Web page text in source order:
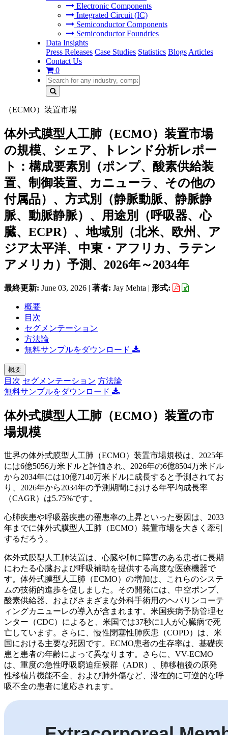
Electronic Components
Integrated Circuit (IC)
Semiconductor Components
Semiconductor Foundries
Data Insights
Press Releases Case Studies Statistics Blogs Articles
Contact Us
0
（ECMO）装置市場
体外式膜型人工肺（ECMO）装置市場
の規模、シェア、トレンド分析レポー
ト：構成要素別（ポンプ、酸素供給装
置、制御装置、カニューラ、その他の
付属品）、方式別（静脈動脈、静脈静
脈、動脈静脈）、用途別（呼吸器、心
臓、ECPR）、地域別（北米、欧州、ア
ジア太平洋、中東・アフリカ、ラテン
アメリカ）予測、2026年～2034年
最終更新: June 03, 2026 | 著者: Jay Mehta | 形式:
概要
目次
セグメンテーション
方法論
無料サンプルをダウンロード
概要
目次 セグメンテーション 方法論
無料サンプルをダウンロード
体外式膜型人工肺（ECMO）装置の市
場規模
世界の体外式膜型人工肺（ECMO）装置市場規模は、2025年
には6億5056万米ドルと評価され、2026年の6億8504万米ドル
から2034年には10億7140万米ドルに成長すると予測されてお
り、2026年から2034年の予測期間における年平均成長率
（CAGR）は5.75%です。
心肺疾患や呼吸器疾患の罹患率の上昇といった要因は、2033
年までに体外式膜型人工肺（ECMO）装置市場を大きく牽引
するだろう。
体外式膜型人工肺装置は、心臓や肺に障害のある患者に長期
にわたる心臓および呼吸補助を提供する高度な医療機器で
す。体外式膜型人工肺（ECMO）の増加は、これらのシステ
ムの技術的進歩を促しました。その開発には、中空ポンプ、
酸素供給器、およびさまざまな外科手術用のヘパリンコーテ
ィングカニューレの導入が含まれます。米国疾病予防管理セ
ンター（CDC）によると、米国では37秒に1人が心臓病で死
亡しています。さらに、慢性閉塞性肺疾患（COPD）は、米
国における主要な死因です。ECMO患者の生存率は、基礎疾
患と患者の年齢によって異なります。さらに、VV-ECMO
は、重度の急性呼吸窮迫症候群（ADR）、肺移植後の原発
性移植片機能不全、および肺外傷など、潜在的に可逆的な呼
吸不全の患者に適応されます。